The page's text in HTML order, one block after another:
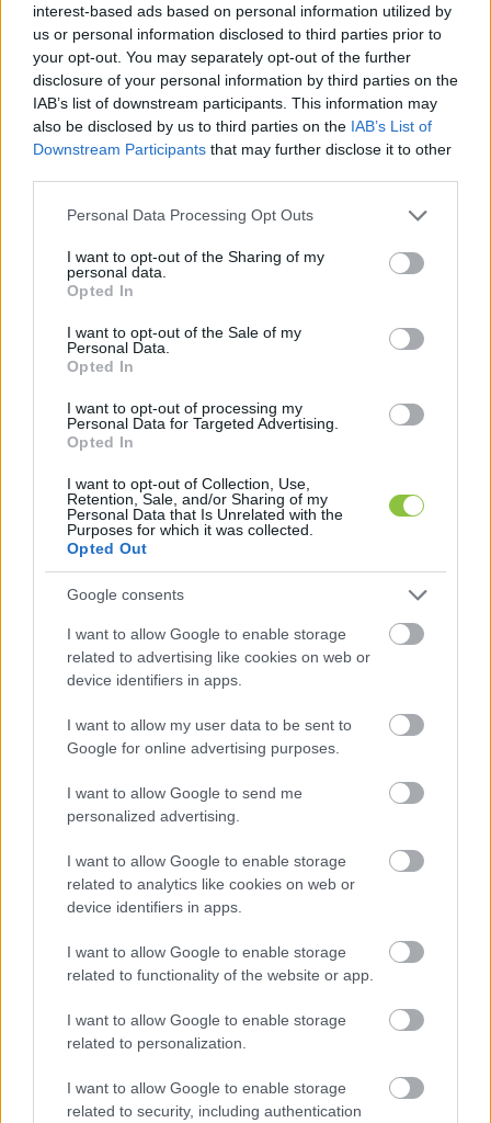
interest-based ads based on personal information utilized by
us or personal information disclosed to third parties prior to
your opt-out. You may separately opt-out of the further
disclosure of your personal information by third parties on the
IAB’s list of downstream participants. This information may
also be disclosed by us to third parties on the IAB’s List of
Downstream Participants that may further disclose it to other
Please note that this website/app uses one or more Google
not limited to your visit or usage behaviour. You may click to
grant or deny consent to Google and its third-party tags to
use your data for below specified purposes in below Google
consent section.
Personal Data Processing Opt Outs
I want to opt-out of the Sharing of my
personal data.
Opted In
I want to opt-out of the Sale of my
Personal Data.
Opted In
I want to opt-out of processing my
Personal Data for Targeted Advertising.
Opted In
I want to opt-out of Collection, Use,
Retention, Sale, and/or Sharing of my
Personal Data that Is Unrelated with the
Purposes for which it was collected.
Opted Out
Google consents
I want to allow Google to enable storage
related to advertising like cookies on web or
device identifiers in apps.
I want to allow my user data to be sent to
Google for online advertising purposes.
I want to allow Google to send me
personalized advertising.
I want to allow Google to enable storage
related to analytics like cookies on web or
device identifiers in apps.
I want to allow Google to enable storage
related to functionality of the website or app.
I want to allow Google to enable storage
related to personalization.
I want to allow Google to enable storage
related to security, including authentication
Trump leszögezte, hogy a Béketanács az
ENSZ-szel együttműködésben azon fog
dolgozni, hogy „véget vessenek a világban a
konfliktusoknak”.
„Azt gondoltam, hogy ezt lesz a legkönnyebb
lezárni, de kiderült, hogy valószínűleg ez a
legbonyolultabb [konfliktus]”
amerikai elnök az orosz-ukrán háborúról.
Hozzátette: „sok jó dolog történik” a világban,
megnyugodni”. Trump ígéretet tett arra, hogy az
. A Béketanácsban való részvételt eddig 22
állam fogadta el;
Magyarország Bulgária mellett az egyetlen
európai uniós tagállam, amelyik idáig
elfogadta Trump meghívását a testületbe.
Az EU több országa a Trump által generált
grönlandi konfliktusra válaszul visszautasította a
részvételt, Nagy-Britannia pedig Belarusz
részvétele miatt bejelentette, hogy „nem áll
Béketanácsban jelenleg az alábbi országok
Marokkó, Egyiptom, Törökország, Katar, Szaúd-